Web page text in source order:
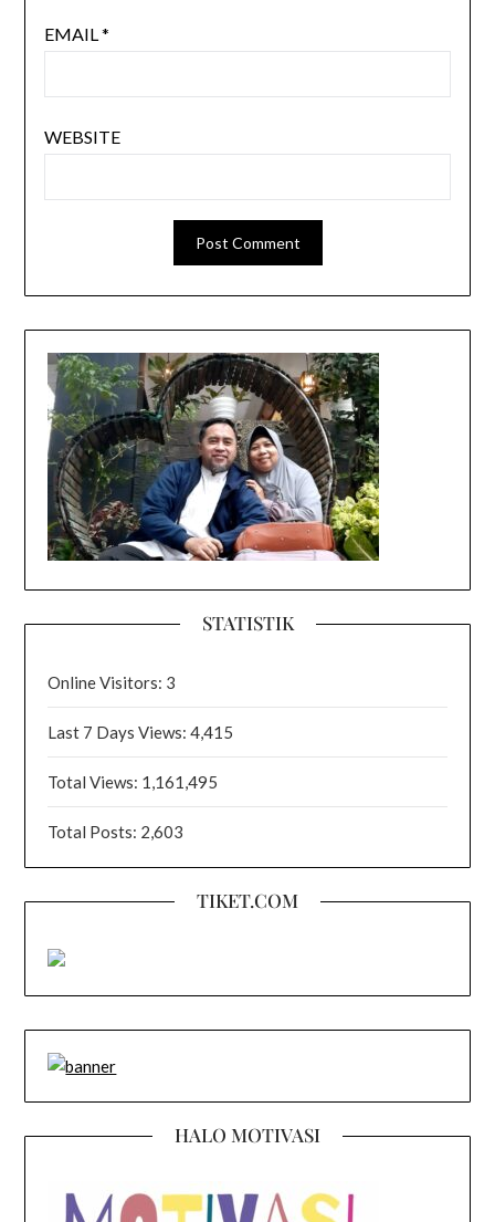
EMAIL*
WEBSITE
STATISTIK
Online Visitors: 3
Last 7 Days Views:4,415
Total Views: 1,161,495
Total Posts: 2,603
TIKET.COM
HALO MOTIVASI